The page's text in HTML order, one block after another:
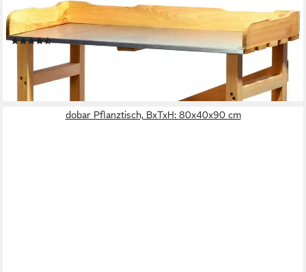
DOBAR
Pflanztisch, BxTxH: 86x40x80 cm
(11)
-27%
lieferbar - in 4-5 Werktagen bei dir
dobar Pflanztisch, BxTxH: 80x40x90 cm